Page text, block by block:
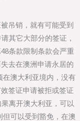
吊销，就有可能受到
其它大部分的签证，
条款限制条款会严重
去在澳洲申请永居的
在澳大利亚境内，没有
签证申请被拒或签证
离开澳大利亚，可以
可以受到豁免，在澳